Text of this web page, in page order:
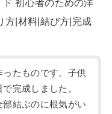
たものです。子供
完成しました。
結ぶのに根気がい